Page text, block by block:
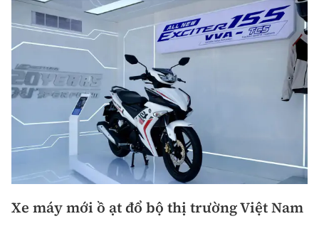
Xe máy mới ồ ạt đổ bộ thị trường Việt Nam